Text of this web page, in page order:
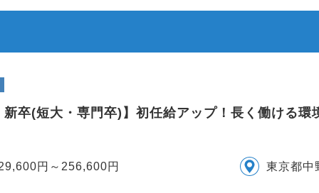
新卒(短大・専門卒)】初任給アップ！長く働ける環
円～256,600円 東京都中